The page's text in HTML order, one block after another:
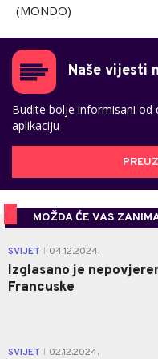
(MONDO)
Naše vijesti
Budite bolje informisani od
aplikaciju
MOŽDA ĆE VAS
SVIJET 04.12.2024.
Izglasano je
Francuske
SVIJET 02.12.2024.